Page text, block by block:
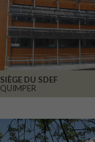
SIÈGE DU SDEF
QUIMPER